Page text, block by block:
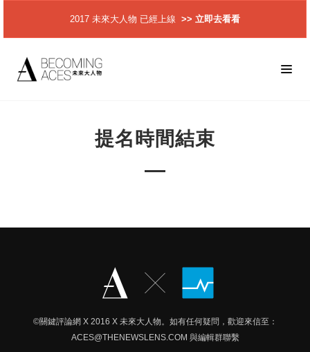
2017 未來大人物 已經上線 >> 立即去看看
提名時間結束
©關鍵評論網 X 2016 X 未來大人物。如有任何疑問，歡迎來信至：
ACES@THENEWSLENS.COM 與編輯群聯繫